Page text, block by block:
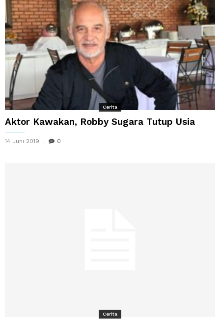
Cerita
Aktor Kawakan, Robby Sugara Tutup Usia
14 Juni 2019 0
Cerita